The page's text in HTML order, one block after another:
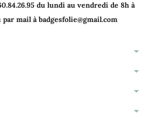
du lundi au vendredi de 8h à
mail à badgesfolie@gmail.com